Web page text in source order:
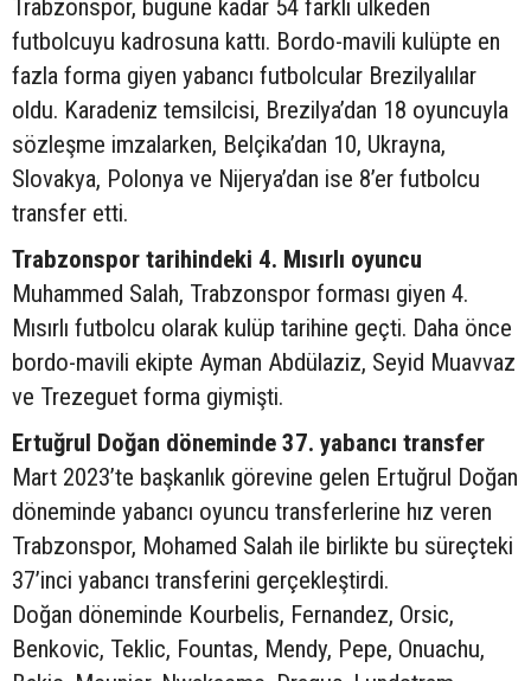
Trabzonspor, bugüne kadar 54 farklı ülkeden
futbolcuyu kadrosuna kattı. Bordo-mavili kulüpte en
fazla forma giyen yabancı futbolcular Brezilyalılar
oldu. Karadeniz temsilcisi, Brezilya’dan 18 oyuncuyla
sözleşme imzalarken, Belçika’dan 10, Ukrayna,
Slovakya, Polonya ve Nijerya’dan ise 8’er futbolcu
transfer etti.
Trabzonspor tarihindeki 4. Mısırlı oyuncu
Muhammed Salah, Trabzonspor forması giyen 4.
Mısırlı futbolcu olarak kulüp tarihine geçti. Daha önce
bordo-mavili ekipte Ayman Abdülaziz, Seyid Muavvaz
ve Trezeguet forma giymişti.
Ertuğrul Doğan döneminde 37. yabancı transfer
Mart 2023’te başkanlık görevine gelen Ertuğrul Doğan
döneminde yabancı oyuncu transferlerine hız veren
Trabzonspor, Mohamed Salah ile birlikte bu süreçteki
37’inci yabancı transferini gerçekleştirdi.
Doğan döneminde Kourbelis, Fernandez, Orsic,
Benkovic, Teklic, Fountas, Mendy, Pepe, Onuachu,